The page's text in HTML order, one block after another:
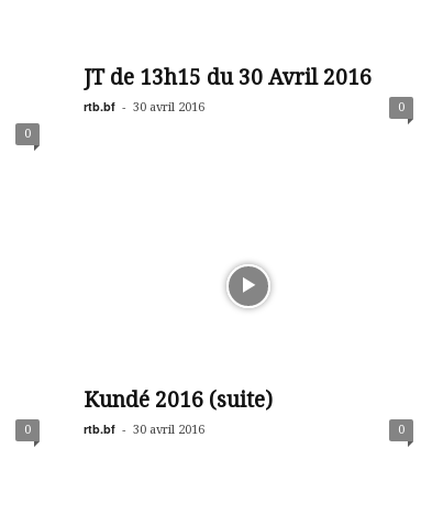
0
JT de 13h15 du 30 Avril 2016
rtb.bf - 30 avril 2016 0
0
Kundé 2016 (suite)
rtb.bf - 30 avril 2016 0